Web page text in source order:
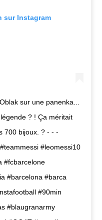
sur Instagram
sur une panenka...
? ! Ça méritait
700 bijoux. ? - - -
#leomessi10
#fcbarcelone
#barcelona #barca
#90min
#blaugranarmy